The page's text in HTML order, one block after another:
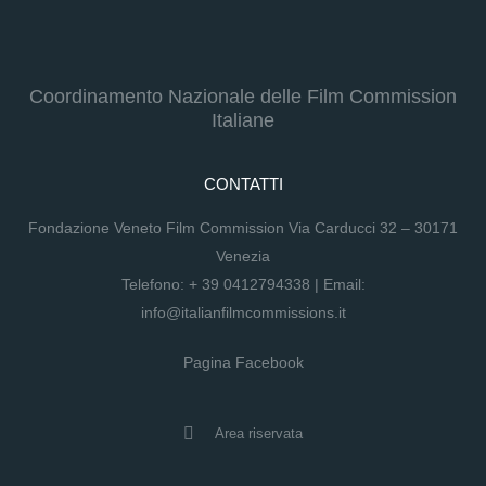
Coordinamento Nazionale delle Film Commission
Italiane
CONTATTI
Fondazione Veneto Film Commission Via Carducci 32 – 30171
Venezia
Telefono: + 39 0412794338 | Email:
info@italianfilmcommissions.it
Pagina Facebook
Area riservata